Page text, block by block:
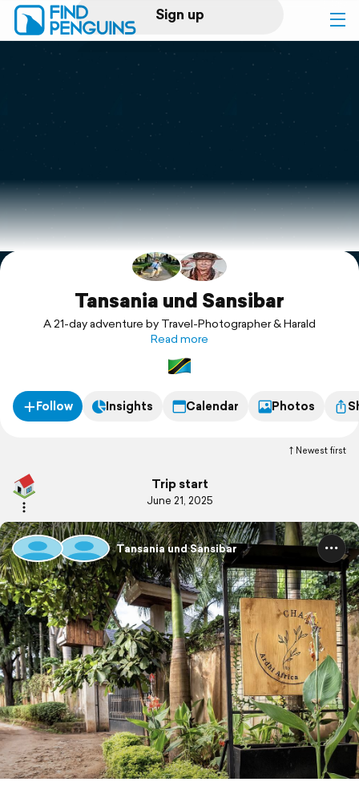
Sign up
Log in
Print a book
Flyover video
Explore
Support
Tansania und Sansibar
A 21-day adventure by Travel-Photographer & Harald
Read more
Follow Insights Calendar Photos
Newest first
Trip start
June 21, 2025
Tansania und Sansibar